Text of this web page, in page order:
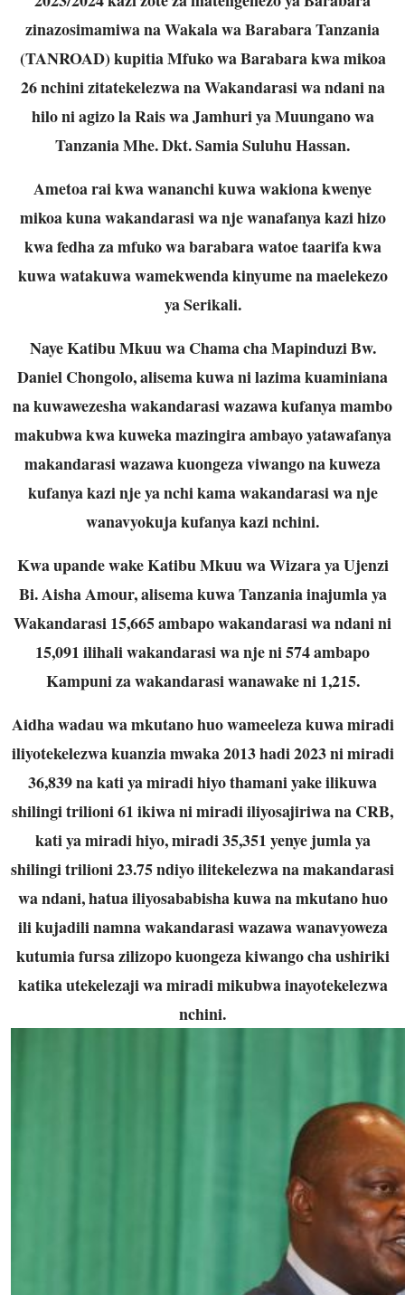
zinazosimamiwa na Wakala wa Barabara Tanzania
(TANROAD) kupitia Mfuko wa Barabara kwa mikoa
26 nchini zitatekelezwa na Wakandarasi wa ndani na
hilo ni agizo la Rais wa Jamhuri ya Muungano wa
Tanzania Mhe. Dkt. Samia Suluhu Hassan.
Ametoa rai kwa wananchi kuwa wakiona kwenye
mikoa kuna wakandarasi wa nje wanafanya kazi hizo
kwa fedha za mfuko wa barabara watoe taarifa kwa
kuwa watakuwa wamekwenda kinyume na maelekezo
ya Serikali.
Naye Katibu Mkuu wa Chama cha Mapinduzi Bw.
Daniel Chongolo, alisema kuwa ni lazima kuaminiana
na kuwawezesha wakandarasi wazawa kufanya mambo
makubwa kwa kuweka mazingira ambayo yatawafanya
makandarasi wazawa kuongeza viwango na kuweza
kufanya kazi nje ya nchi kama wakandarasi wa nje
wanavyokuja kufanya kazi nchini.
Kwa upande wake Katibu Mkuu wa Wizara ya Ujenzi
Bi. Aisha Amour, alisema kuwa Tanzania inajumla ya
Wakandarasi 15,665 ambapo wakandarasi wa ndani ni
15,091 ilihali wakandarasi wa nje ni 574 ambapo
Kampuni za wakandarasi wanawake ni 1,215.
Aidha wadau wa mkutano huo wameeleza kuwa miradi
iliyotekelezwa kuanzia mwaka 2013 hadi 2023 ni miradi
36,839 na kati ya miradi hiyo thamani yake ilikuwa
shilingi trilioni 61 ikiwa ni miradi iliyosajiriwa na CRB,
kati ya miradi hiyo, miradi 35,351 yenye jumla ya
shilingi trilioni 23.75 ndiyo ilitekelezwa na makandarasi
wa ndani, hatua iliyosababisha kuwa na mkutano huo
ili kujadili namna wakandarasi wazawa wanavyoweza
kutumia fursa zilizopo kuongeza kiwango cha ushiriki
katika utekelezaji wa miradi mikubwa inayotekelezwa
nchini.